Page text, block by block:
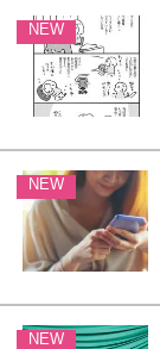
NEW
NEW
NEW